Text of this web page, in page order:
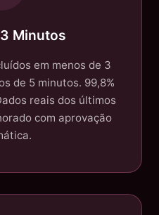
Minutos
em menos de 3
de 5 minutos. 99,8%
reais dos últimos
com aprovação